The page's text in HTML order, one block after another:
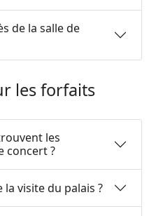
de la salle de
les forfaits
les
concert ?
visite du palais ?